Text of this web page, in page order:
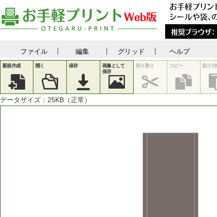
ファイル 編集 グリッド ヘルプ
新規作成 開く 保存
画像として
保存
切り取り コピー 貼り付
データサイズ： 25KB（正常）